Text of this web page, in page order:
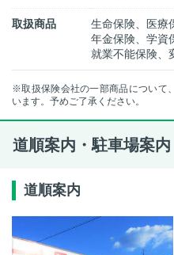
取扱商品
生命保険、医療
年金保険、学資
就業不能保険、
※取扱保険会社の一部商品について
います。予めご了承ください。
道順案内・駐車場案内
道順案内